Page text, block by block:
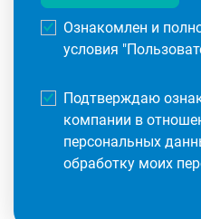
Ознакомлен и
условия "
Подтверждаю
компании в
персональных
обработку моих